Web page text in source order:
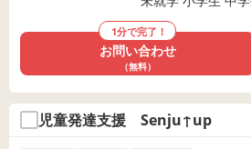
1分で完了！
お問い合わせ
（無料）
児童発達支援 Senju↑up